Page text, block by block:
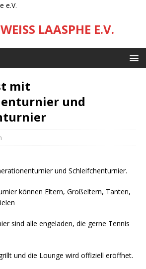
LAASPHE E.V.
mit
und
und Schleifchenturnier.
können Eltern, Großeltern, Tanten,
sind alle engeladen, die gerne Tennis
und die Lounge wird offiziell eröffnet.